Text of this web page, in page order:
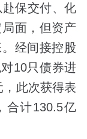
保交付、化
面，但资产
经间接控股
10只债券进
此次获得表
合计130.5亿